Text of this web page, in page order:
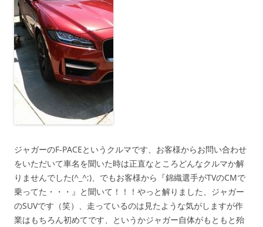
ジャガーのF-PACEというクルマです、お客様からお問い合わせ
をいただいて車名を聞いた時は正直なところどんなクルマか解
りませんでした(^_^;)、でもお客様から『錦織選手がTVのCMで
乗ってた・・・』と聞いて！！！やっと解りました、ジャガー
のSUVです（笑）、走っているのは見たような気がしますが作
業はもちろん初めてです、というかジャガー自体がもともと殆